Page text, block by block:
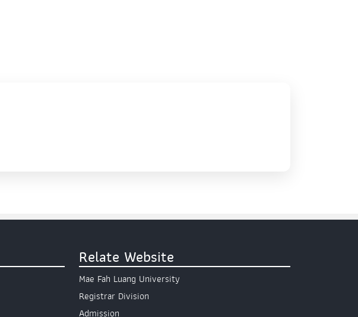
Relate Website
Mae Fah Luang University
Registrar Division
Admission